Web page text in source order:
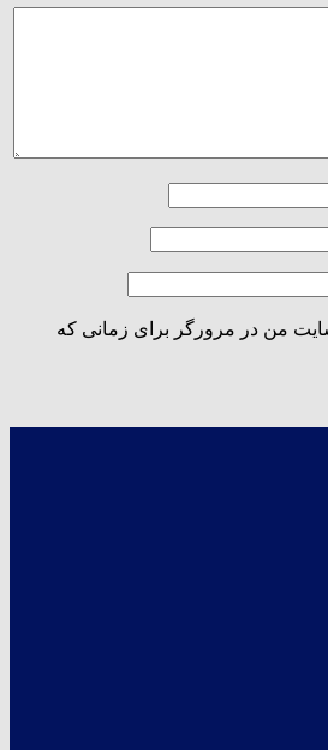
من در مرورگر برای زمانی که